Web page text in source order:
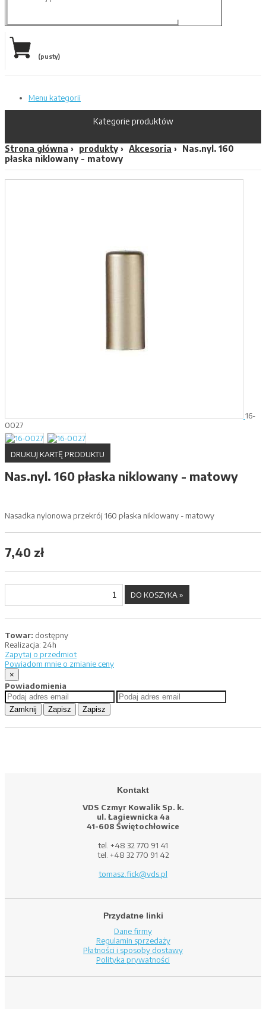
(pusty)
Menu kategorii
Kategorie produktów
Strona główna produkty Akcesoria
Nas.nyl. 160
płaska niklowany - matowy
16-
0027
DRUKUJ KARTĘ PRODUKTU
Nas.nyl. 160 płaska niklowany - matowy
Nasadka nylonowa przekrój 160 płaska niklowany - matowy
7,40 zł
Towar: dostępny
Realizacja: 24h
Zapytaj o przedmiot
Powiadom mnie o zmianie ceny
×
Powiadomienia
Zamknij Zapisz Zapisz
Kontakt
VDS Czmyr Kowalik Sp. k.
ul. Łagiewnicka 4a
41-608 Świętochłowice
tel. +48 32 770 91 41
tel. +48 32 770 91 42
tomasz.fick@vds.pl
Przydatne linki
Dane firmy
Regulamin sprzedaży
Płatności i sposoby dostawy
Polityka prywatności